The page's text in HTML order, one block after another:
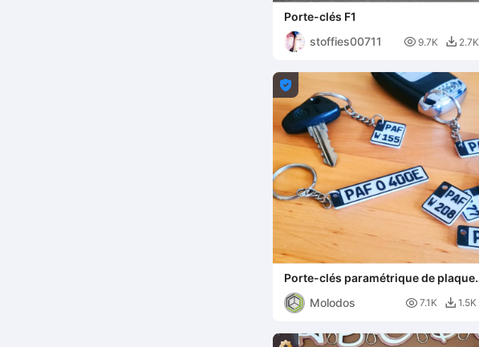
Porte-clés F1
stoffies00711
 9.7K  2.7K

Porte-clés paramétrique de plaque
d'immatriculation de voiture/moto
Molodos
 7.1K  1.5K